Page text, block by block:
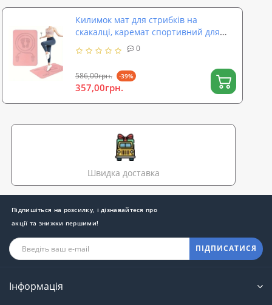
Килимок мат для стрибків на
скакалці, каремат спортивний для
фітнесу та спорту TPE 8мм OSPORT
(MS 4587)
0
586,00грн. -39%
357,00грн.
Швидка доставка
Підпишіться на розсилку, і дізнавайтеся про
акції та знижки першими!
ПІДПИСАТИСЯ
Інформація